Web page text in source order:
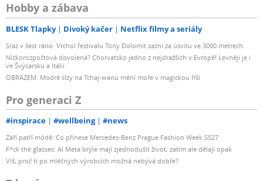
Hobby a zábava
BLESK Tlapky Divoký kačer Netflix filmy a seriály
Sraz v šest ráno. Vrchol festivalu Tóny Dolomit zazní za úsvitu ve 3000 metrech
Nízkorozpočtová dovolená? Chorvatsko jedno z nejdražších v Evropě! Levněji je i
ve Švýcarsku a Itálii
OBRAZEM: Modré slzy na Tchaj-wanu mění moře v magickou říši
Pro generaci Z
#inspirace #wellbeing #news
Září patří módě: Co přinese Mercedes-Benz Prague Fashion Week SS27
F*ck the glasses: AI Meta brýle mají zjednodušit život, zatím ale dělají opak
Víš, proč ti po mléčných výrobcích možná nebývá dobře?